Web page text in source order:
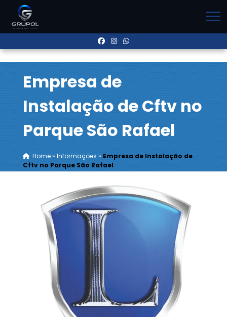
Empresa de
Instalação de Cftv no
Parque São Rafael
Home» Informações » Empresa de Instalação de
Cftv no Parque São Rafael